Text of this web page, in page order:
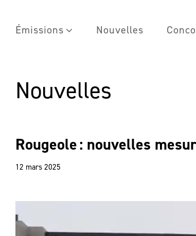
Émissions Nouvelles
Nouvelles
Rougeole : nouvelles
12 mars 2025